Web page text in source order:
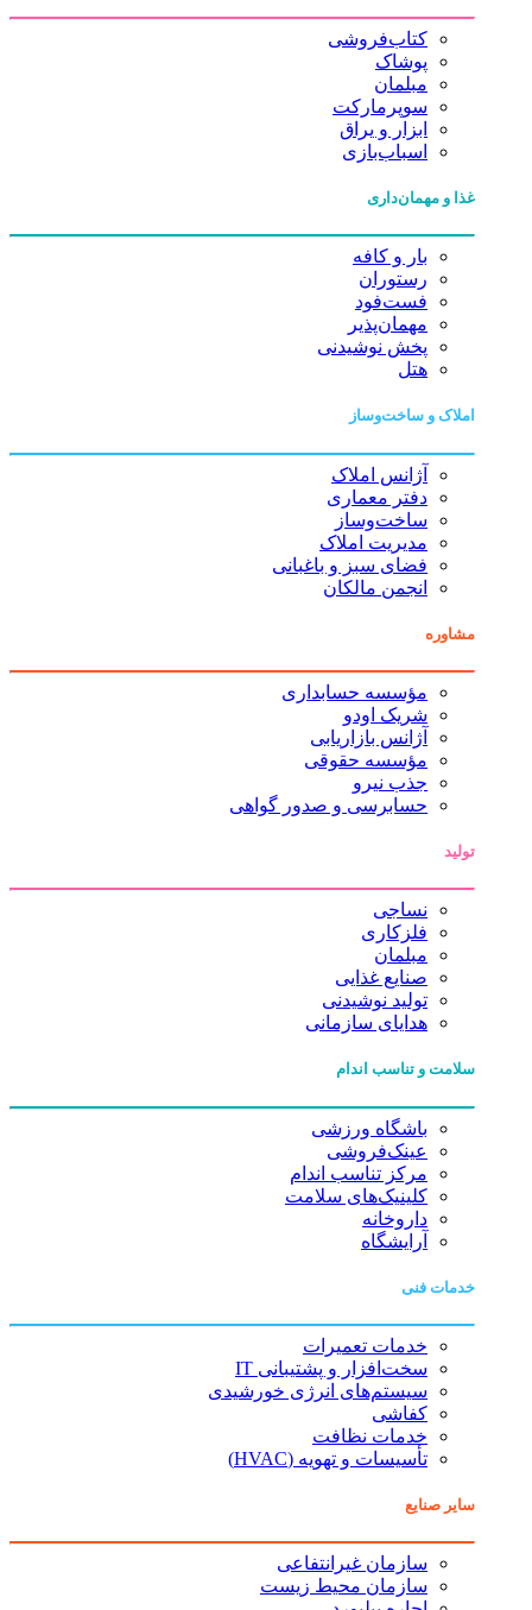
کتاب‌فروشی
پوشاک
مبلمان
سوپرمارکت
ابزار و یراق
اسباب‌بازی
غذا و مهمان‌داری
بار و کافه
رستوران
فست‌فود
مهمان‌پذیر
پخش نوشیدنی
هتل
املاک و ساخت‌وساز
آژانس املاک
دفتر معماری
ساخت‌وساز
مدیریت املاک
فضای سبز و باغبانی
انجمن مالکان
مشاوره
مؤسسه حسابداری
شریک اودو
آژانس بازاریابی
مؤسسه حقوقی
جذب نیرو
حسابرسی و صدور گواهی
تولید
نساجی
فلزکاری
مبلمان
صنایع غذایی
تولید نوشیدنی
هدایای سازمانی
سلامت و تناسب اندام
باشگاه ورزشی
عینک‌فروشی
مرکز تناسب اندام
کلینیک‌های سلامت
داروخانه
آرایشگاه
خدمات فنی
خدمات تعمیرات
سخت‌افزار و پشتیبانی IT
سیستم‌های انرژی خورشیدی
کفاشی
خدمات نظافت
تأسیسات و تهویه (HVAC)
سایر صنایع
سازمان غیرانتفاعی
سازمان محیط زیست